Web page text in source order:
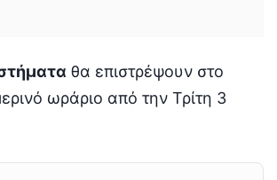
θα επιστρέψουν στο
ωράριο από την Τρίτη 3